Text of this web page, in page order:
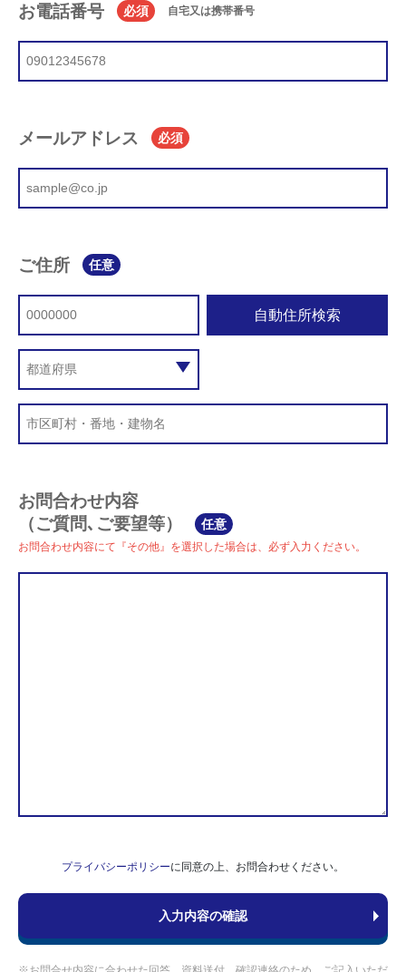
お電話番号 必須 自宅又は携帯番号
メールアドレス 必須
ご住所 任意
自動住所検索
お問合わせ内容
（ご質問､ご要望等）
任意
お問合わせ内容にて『その他』を選択した場合は、必ず入力ください。
プライバシーポリシーに同意の上、お問合わせください。